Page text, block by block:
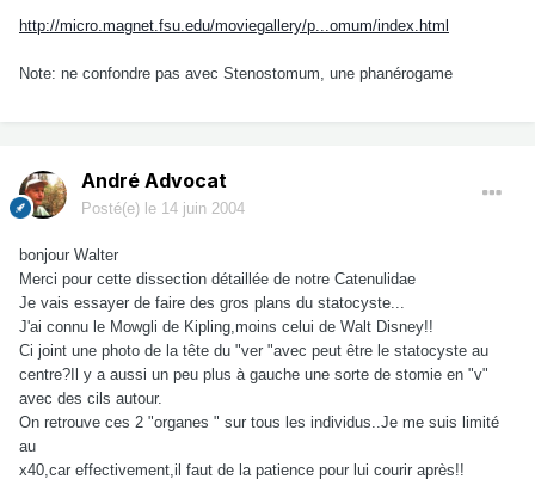
http://micro.magnet.fsu.edu/moviegallery/p...omum/index.html
Note: ne confondre pas avec Stenostomum, une phanérogame
André Advocat
Posté(e) le 14 juin 2004
bonjour Walter
Merci pour cette dissection détaillée de notre Catenulidae
Je vais essayer de faire des gros plans du statocyste...
J'ai connu le Mowgli de Kipling,moins celui de Walt Disney!!
Ci joint une photo de la tête du "ver "avec peut être le statocyste au
centre?Il y a aussi un peu plus à gauche une sorte de stomie en "v"
avec des cils autour.
On retrouve ces 2 "organes " sur tous les individus..Je me suis limité
au
x40,car effectivement,il faut de la patience pour lui courir après!!